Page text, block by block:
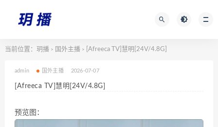
当前位置： 玥播 > 国外主播 > [Afreeca TV]慧明[24V/4.8G]
admin 国外主播 2026-07-07
[Afreeca TV]慧明[24V/4.8G]
预览图：